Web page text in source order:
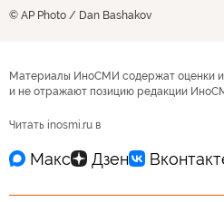
© AP Photo / Dan Bashakov
Материалы ИноСМИ содержат оценки
и не отражают позицию редакции
Читать inosmi.ru в